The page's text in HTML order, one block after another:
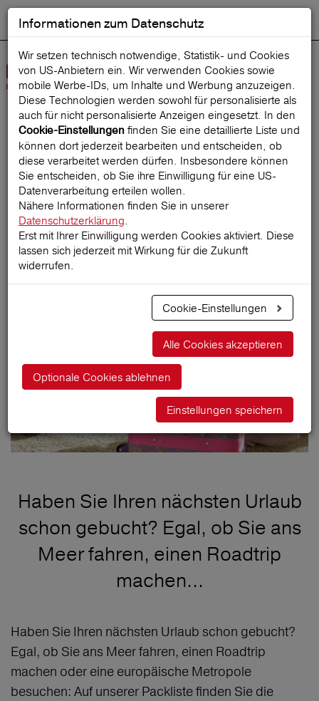
Suche starten
Startseite ReiseMagazin
Die ultimative Packliste
01.09.2023
Haben Sie Ihren nächsten Urlaub
schon gebucht? Egal, ob Sie ans
Meer fahren, einen Roadtrip
machen...
Haben Sie Ihren nächsten Urlaub schon gebucht?
Egal, ob Sie ans Meer fahren, einen Roadtrip
machen oder eine europäische Metropole
besuchen: Auf unserer Packliste finden Sie die
Informationen zum Datenschutz
Wir setzen technisch notwendige, Statistik- und Cookies
von US-Anbietern ein. Wir verwenden Cookies sowie
mobile Werbe‑IDs, um Inhalte und Werbung anzuzeigen.
Diese Technologien werden sowohl für personalisierte als
auch für nicht personalisierte Anzeigen eingesetzt. In den
Cookie-Einstellungen finden Sie eine detaillierte Liste und
können dort jederzeit bearbeiten und entscheiden, ob
diese verarbeitet werden dürfen. Insbesondere können
Sie entscheiden, ob Sie ihre Einwilligung für eine US-
Datenverarbeitung erteilen wollen.
Nähere Informationen finden Sie in unserer
Datenschutzerklärung.
Erst mit Ihrer Einwilligung werden Cookies aktiviert. Diese
lassen sich jederzeit mit Wirkung für die Zukunft
widerrufen.
Cookie-Einstellungen
Alle Cookies akzeptieren
Optionale Cookies ablehnen
Einstellungen speichern